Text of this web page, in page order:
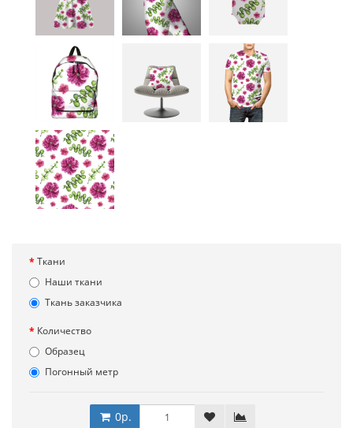
Ткани
Наши ткани
Ткань заказчика
Количество
Образец
Погонный метр
0р.